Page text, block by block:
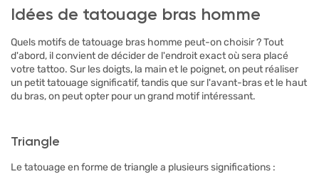
Idées de tatouage bras homme
Quels motifs de tatouage bras homme peut-on choisir ? Tout
d'abord, il convient de décider de l'endroit exact où sera placé
votre tattoo. Sur les doigts, la main et le poignet, on peut réaliser
un petit tatouage significatif, tandis que sur l'avant-bras et le haut
du bras, on peut opter pour un grand motif intéressant.
Triangle
Le tatouage en forme de triangle a plusieurs significations :